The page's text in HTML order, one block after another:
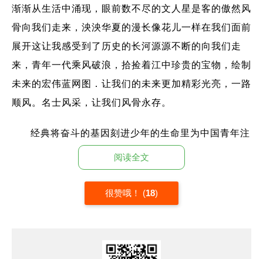
渐渐从生活中涌现，眼前数不尽的文人星是客的傲然风
骨向我们走来，泱泱华夏的漫长像花儿一样在我们面前
展开这让我感受到了历史的长河源源不断的向我们走
来，青年一代乘风破浪，拾捡着江中珍贵的宝物，绘制
未来的宏伟蓝网图．让我们的未来更加精彩光亮，一路
顺风。名士风采，让我们风骨永存。
经典将奋斗的基因刻进少年的生命里为中国青年注
入奔勃力量，奋斗的事例有很多，比如著名科学家史幕
芬，霍金、他在年轻时就患上了绝症，但他坚持不懈地
战胜了所有病痛的折磨，成了举世瞩目的科学家，还有
大作曲家贝多芬，由于病痛未能上大学，14岁时了伤
他发誓要扼住生命的咽候，在与命运顽强的搏斗中，他
阅读全文
很赞哦！ (18)